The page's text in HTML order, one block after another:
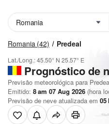
Romania (42) Predeal
Lat./Long.:45.50° N 25.57° E
Prognóstico de
Previsão meteorológica para
Emitido: 8 am 07 Aug 2026 (hora
Previsão de neve atualizada em 05